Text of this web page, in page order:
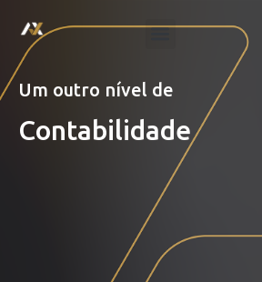
Um outro nível de
Contabilidade